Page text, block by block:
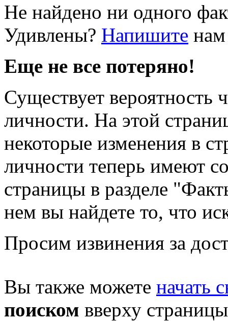
Не найдено ни одного
Удивлены? Напишите
Еще не все потеряно!
Существует вероятность
личности. На этой
некоторые изменения в
личности теперь имеют
страницы в разделе
нем вы найдете то, что
Просим извинения за
Вы также можете начать
поиском вверху